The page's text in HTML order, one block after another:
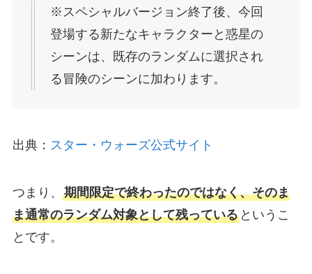
※スペシャルバージョン終了後、今回
登場する新たなキャラクターと惑星の
シーンは、既存のランダムに選択され
る冒険のシーンに加わります。
出典： スター・ウォーズ公式サイト
つまり、 期間限定で終わったのではなく、そのま
ま通常のランダム対象として残っているというこ
とです。